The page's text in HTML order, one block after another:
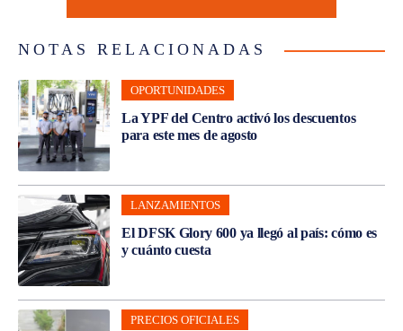
NOTAS RELACIONADAS
OPORTUNIDADES
La YPF del Centro activó los descuentos
para este mes de agosto
LANZAMIENTOS
El DFSK Glory 600 ya llegó al país: cómo es
y cuánto cuesta
PRECIOS OFICIALES